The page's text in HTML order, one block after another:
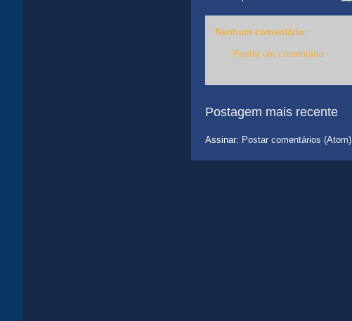
Nenhum comentário:
Postar um comentário
Postagem mais recente
Assinar: Postar comentários (Atom)